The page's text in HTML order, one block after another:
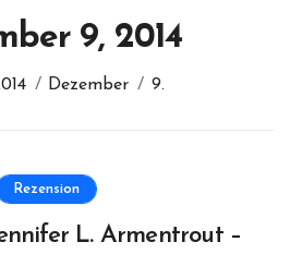
9, 2014
Dezember 9.
Rezension
L. Armentrout –